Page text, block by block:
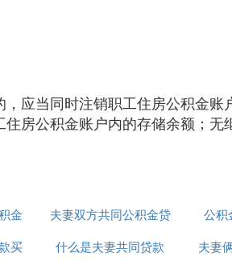
应当同时注销职工住房公积金账
房公积金账户内的存储余额；
金
夫妻双方共同公积金贷
款买房怎么扣
公积
买
什么是夫妻共同贷款
夫妻